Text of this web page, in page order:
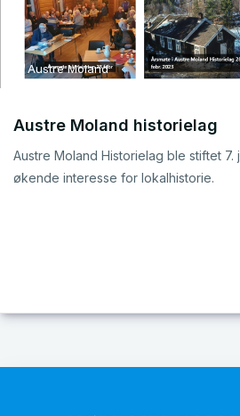
Austre Moland
Austre Moland historielag
Austre Moland Historielag ble stiftet 7.
økende interesse for lokalhistorie.